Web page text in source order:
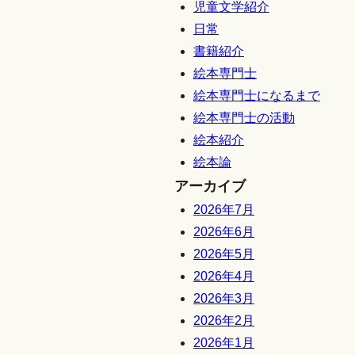
児童文学紹介
日常
書籍紹介
絵本専門士
絵本専門士になるまで
絵本専門士の活動
絵本紹介
絵本論
アーカイブ
2026年7月
2026年6月
2026年5月
2026年4月
2026年3月
2026年2月
2026年1月